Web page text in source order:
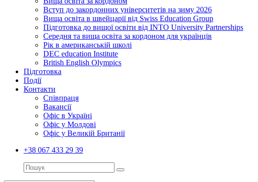
Вступ до закордонних університетів на зиму 2026
Вища освіта в швейцарії від Swiss Education Group
Підготовка до вищої освіти від INTO University Partnerships
Середня та вища освіта за кордоном для українців
Рік в американській школі
DEC education Institute
British English Olympics
Підготовка
Події
Контакти
Співпраця
Вакансії
Офіс в Україні
Офіс у Молдові
Офіс у Великій Британії
+38 067 433 29 39